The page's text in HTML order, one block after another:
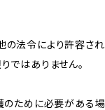
の法令により許容さ
ではありません。
のために必要がある